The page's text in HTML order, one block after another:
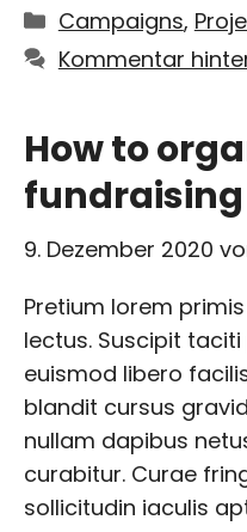
Kategorien
Campaigns,
Kommentar
How to
9. Dezember 2020
Pretium lorem
lectus. Suscipit
euismod libero
blandit cursus
nullam dapibus
curabitur. Curae
sollicitudin iaculis